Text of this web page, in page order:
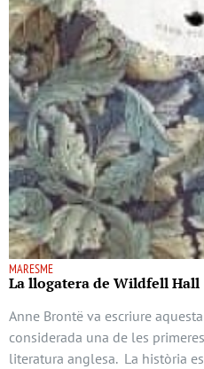
MARESME
La llogatera de Wildfell Hall
Anne Brontë va escriure
considerada una de les
literatura anglesa. La història